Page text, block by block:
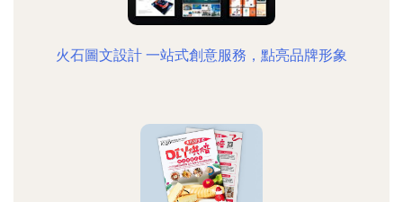
火石圖文設計 一站式創意服務，點亮品牌形象